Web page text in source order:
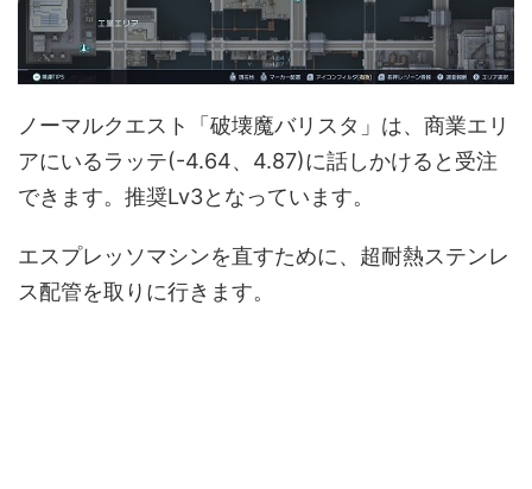
ノーマルクエスト「破壊魔バリスタ」は、商業エリ
アにいるラッテ(-4.64、4.87)に話しかけると受注
できます。推奨Lv3となっています。
エスプレッソマシンを直すために、超耐熱ステンレ
ス配管を取りに行きます。